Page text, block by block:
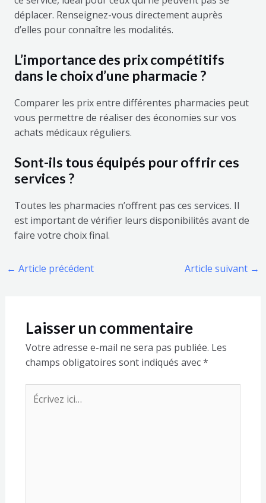
déplacer. Renseignez-vous directement auprès
d’elles pour connaître les modalités.
L’importance des prix compétitifs
dans le choix d’une pharmacie ?
Comparer les prix entre différentes pharmacies peut
vous permettre de réaliser des économies sur vos
achats médicaux réguliers.
Sont-ils tous équipés pour offrir ces
services ?
Toutes les pharmacies n’offrent pas ces services. Il
est important de vérifier leurs disponibilités avant de
faire votre choix final.
← Article précédent Article suivant →
Laisser un commentaire
Votre adresse e-mail ne sera pas publiée. Les
champs obligatoires sont indiqués avec*
Écrivez
ici…